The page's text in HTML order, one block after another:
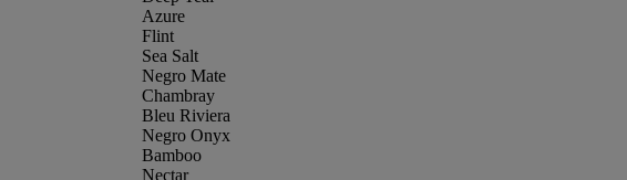
Azure
Flint
Sea Salt
Negro Mate
Chambray
Bleu Riviera
Negro Onyx
Bamboo
Nectar